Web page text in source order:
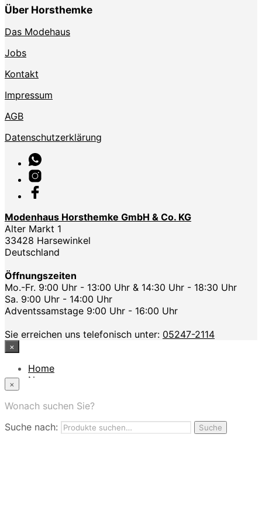
Über Horsthemke
Das Modehaus
Jobs
Kontakt
Impressum
AGB
Datenschutzerklärung
Modenhaus Horsthemke GmbH & Co. KG
Alter Markt 1
33428 Harsewinkel
Deutschland
Öffnungszeiten
Mo.-Fr. 9:00 Uhr - 13:00 Uhr & 14:30 Uhr - 18:30 Uhr
Sa. 9:00 Uhr - 14:00 Uhr
Adventssamstage 9:00 Uhr - 16:00 Uhr
Sie erreichen uns telefonisch unter: 05247-2114
×
Home
News
App
Nutzungbedingungen
×
Wonach suchen Sie?
Suche nach:
Suche